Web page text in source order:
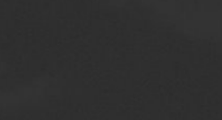
1974
: Organ Samorządu
1975
: Organ Samorządu